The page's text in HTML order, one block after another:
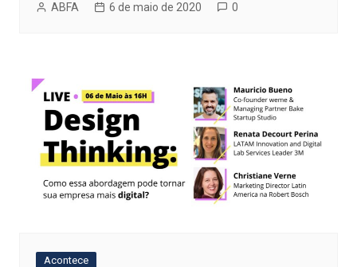
ABFA 6 de maio de 2020 0
Acontece